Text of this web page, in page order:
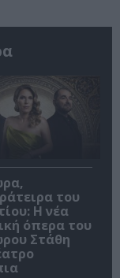
του
Η νέα
όπερα του
Στάθη